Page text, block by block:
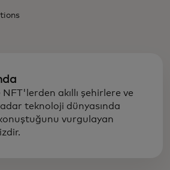
NFT'lerden akıllı şehirlere ve
teknoloji dünyasında
vurgulayan